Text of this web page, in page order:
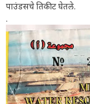
पाउंडसचे तिकीट घेतले.
.